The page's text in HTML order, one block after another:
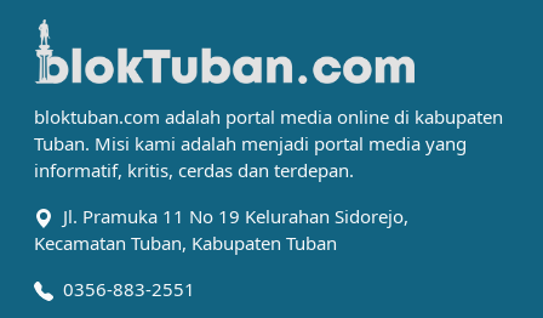
bloktuban.com adalah portal media online di kabupaten
Tuban. Misi kami adalah menjadi portal media yang
informatif, kritis, cerdas dan terdepan.
Jl. Pramuka 11 No 19 Kelurahan Sidorejo,
Kecamatan Tuban, Kabupaten Tuban
0356-883-2551